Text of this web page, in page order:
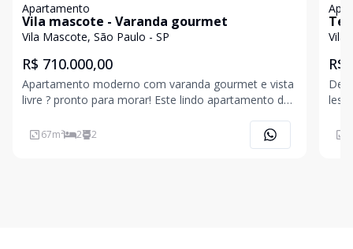
Apartamento
Vila mascote - Varanda gourmet
Vila Mascote, São Paulo - SP
R$ 710.000,00
Apartamento moderno com varanda gourmet e vista
livre ? pronto para morar! Este lindo apartamento de
67m² 2 2
Vila
R$